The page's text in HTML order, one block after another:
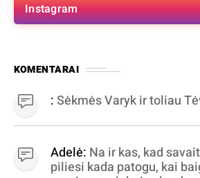
Instagram
KOMENTARAI
:Sėkmės Varyk ir toliau
Adelė: Na ir kas, kad
piliesi kada patogu, kai